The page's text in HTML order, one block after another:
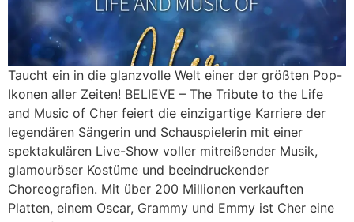
Taucht ein in die glanzvolle Welt einer der größten Pop-
Ikonen aller Zeiten! BELIEVE – The Tribute to the Life
and Music of Cher feiert die einzigartige Karriere der
legendären Sängerin und Schauspielerin mit einer
spektakulären Live-Show voller mitreißender Musik,
glamouröser Kostüme und beeindruckender
Choreografien. Mit über 200 Millionen verkauften
Platten, einem Oscar, Grammy und Emmy ist Cher eine